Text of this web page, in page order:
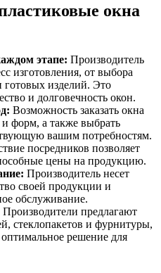
окна
этапе: Производитель
изготовления, от выбора
готовых изделий. Это
и долговечность окон.
Возможность заказать окна
форм, а также выбрать
вашим потребностям.
посредников позволяет
цены на продукцию.
Производитель несет
своей продукции и
обслуживание.
Производители предлагают
стеклопакетов и фурнитуры,
оптимальное решение для